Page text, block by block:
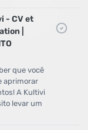
- CV et
|
que você
aprimorar
A Kultivi
levar um